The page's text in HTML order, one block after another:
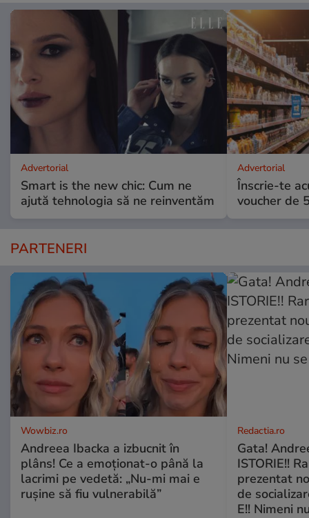
Advertorial
Smart is the new chic: Cum ne
ajută tehnologia să ne reinventăm
Advertorial
Înscrie-te
voucher de
PARTENERI
Wowbiz.ro
Andreea Ibacka a izbucnit în
plâns! Ce a emoționat-o până la
lacrimi pe vedetă: „Nu-mi mai e
rușine să fiu vulnerabilă”
Redactia.ro
Gata!
ISTORIE!!
prezentat
de
E!! Nimeni